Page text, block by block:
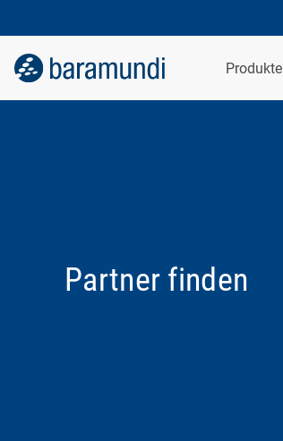
Produkte
Partner finden